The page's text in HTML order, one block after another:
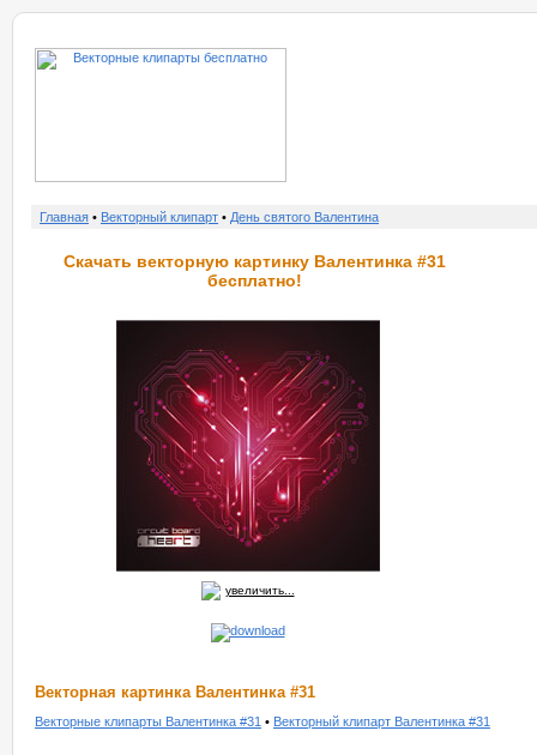
Главная • Векторный клипарт • День святого Валентина
Скачать векторную картинку Валентинка #31
бесплатно!
увеличить...
Векторная картинка Валентинка #31
Векторные клипарты Валентинка #31 • Векторный клипарт Валентинка #31